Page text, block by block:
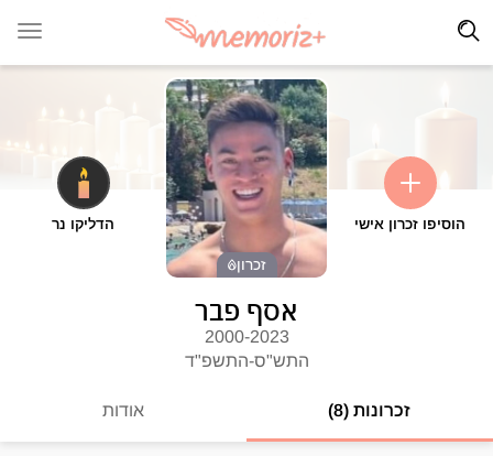
הוסיפו זכרון אישי
זכרון
הדליקו נר
אסף פבר
2000-2023
התש"ס-התשפ"ד
זכרונות (8) אודות